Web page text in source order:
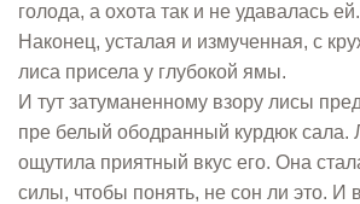
голода, а охота так и не удавалась ей.
Наконец, усталая и измученная, с
лиса присела у глубокой ямы.
И тут затуманенному взору лисы
пре белый ободранный курдюк сала.
ощутила приятный вкус его. Она
силы, чтобы понять, не сон ли это. И